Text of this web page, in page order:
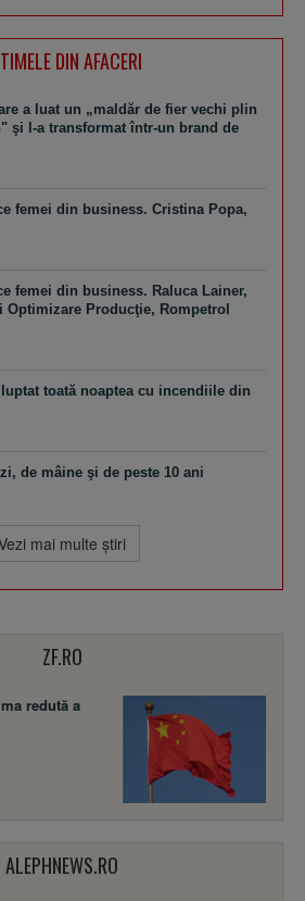
DIN AFACERI
a luat un „maldăr de fier vechi plin
şi l-a transformat într-un brand de
femei din business. Cristina Popa,
femei din business. Raluca Lainer,
Optimizare Producţie, Rompetrol
toată noaptea cu incendiile din
de mâine şi de peste 10 ani
mai multe ştiri
ZF.RO
redută a
ALEPHNEWS.RO